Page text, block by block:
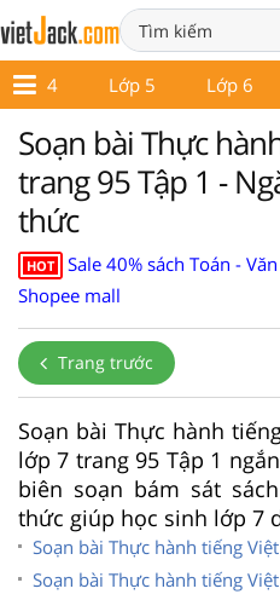
Lớp 4 Lớp 5 Lớp 6
Soạn bài Thực
trang 95 Tập 1 -
thức
HOT
Sale 40% sách Toán -
Shopee mall
Trang trước
Soạn bài Thực hành
lớp 7 trang 95 Tập 1
biên soạn bám sát
thức giúp học sinh lớp 7
Soạn bài Thực hành tiếng
Soạn bài Thực hành tiếng